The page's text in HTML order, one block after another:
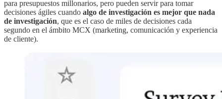
para presupuestos millonarios, pero pueden servir para tomar
decisiones ágiles cuando algo de investigación es mejor que nada
de investigación, que es el caso de miles de decisiones cada
segundo en el ámbito MCX (marketing, comunicación y experiencia
de cliente).